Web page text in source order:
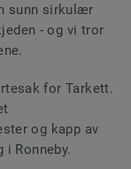
sunn sirkulær
- og vi tror
for Tarkett.
og kapp av
Ronneby.